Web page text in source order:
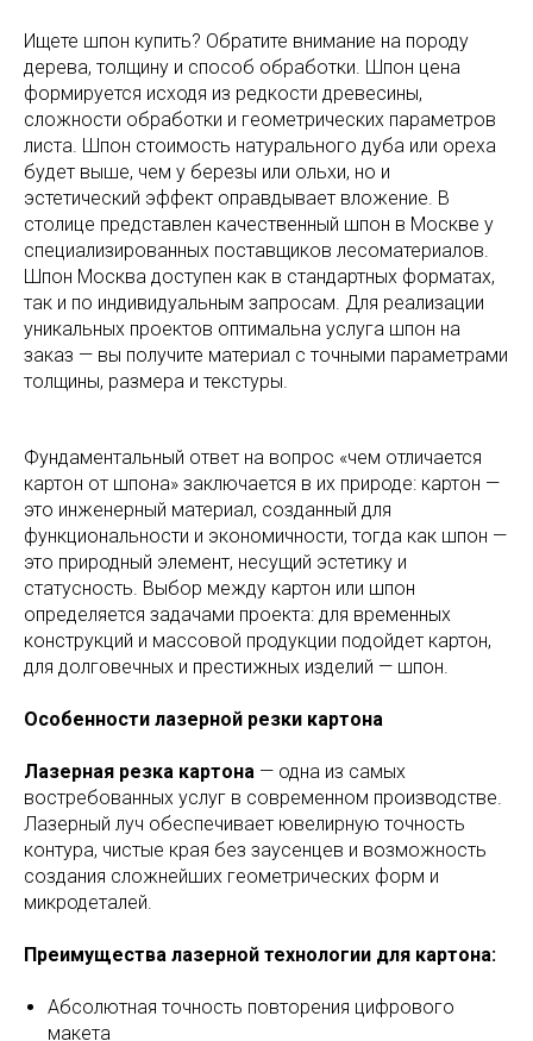
Ищете шпон купить? Обратите внимание на породу
дерева, толщину и способ обработки. Шпон цена
формируется исходя из редкости древесины,
сложности обработки и геометрических параметров
листа. Шпон стоимость натурального дуба или ореха
будет выше, чем у березы или ольхи, но и
эстетический эффект оправдывает вложение. В
столице представлен качественный шпон в Москве у
специализированных поставщиков лесоматериалов.
Шпон Москва доступен как в стандартных форматах,
так и по индивидуальным запросам. Для реализации
уникальных проектов оптимальна услуга шпон на
заказ — вы получите материал с точными параметрами
толщины, размера и текстуры.
Фундаментальный ответ на вопрос «чем отличается
картон от шпона» заключается в их природе: картон —
это инженерный материал, созданный для
функциональности и экономичности, тогда как шпон —
это природный элемент, несущий эстетику и
статусность. Выбор между картон или шпон
определяется задачами проекта: для временных
конструкций и массовой продукции подойдет картон,
для долговечных и престижных изделий — шпон.
Особенности лазерной резки картона
Лазерная резка картона — одна из самых
востребованных услуг в современном производстве.
Лазерный луч обеспечивает ювелирную точность
контура, чистые края без заусенцев и возможность
создания сложнейших геометрических форм и
микродеталей.
Преимущества лазерной технологии для картона:
Абсолютная точность повторения цифрового
макета